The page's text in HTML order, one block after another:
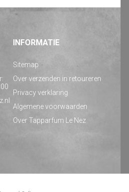
INFORMATIE
Sitemap
Over verzenden in retoureren
Privacy verklaring
Algemene voorwaarden
Over Tapparfum Le Nez